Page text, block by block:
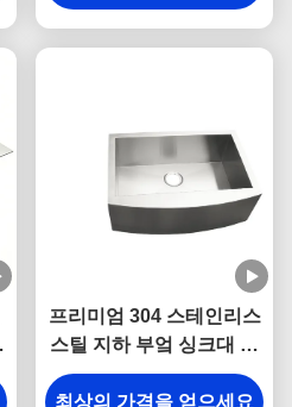
프리미엄 304 스테인리스
스틸 지하 부엌 싱크대 스
크래치 저항성 및 청소가
쉬운 단일 수지 디자인
최상의 가격을 얻으세요